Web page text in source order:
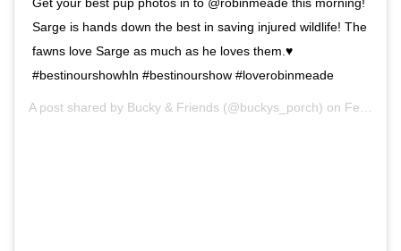
Get your best pup photos in to @robinmeade this morning!
Sarge is hands down the best in saving injured wildlife! The
fawns love Sarge as much as he loves them.♥️
#bestinourshowhln #bestinourshow #loverobinmeade
A post shared by Bucky & Friends (@buckys_porch) on Feb 12, 2020 at 4:49am PST